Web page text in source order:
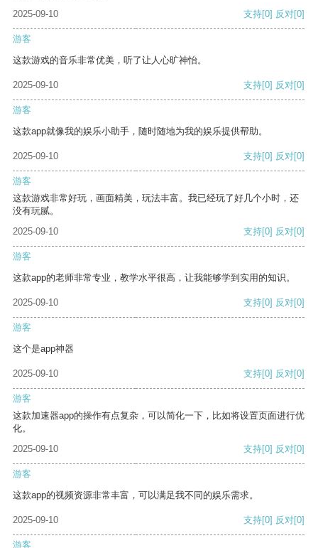
2025-09-10
支持[0] 反对[0]
游客
这款游戏的音乐非常优美，听了让人心旷神怡。
2025-09-10 支持[0] 反对[0]
游客
这款app就像我的娱乐小助手，随时随地为我的娱乐提供帮助。
2025-09-10 支持[0] 反对[0]
游客
这款游戏非常好玩，画面精美，玩法丰富。我已经玩了好几个小时，还
没有玩腻。
2025-09-10
支持[0] 反对[0]
游客
这款app的老师非常专业，教学水平很高，让我能够学到实用的知识。
2025-09-10 支持[0] 反对[0]
游客
这个是app神器
2025-09-10 支持[0] 反对[0]
游客
这款加速器app的操作有点复杂，可以简化一下，比如将设置页面进行优
化。
2025-09-10
支持[0] 反对[0]
游客
这款app的视频资源非常丰富，可以满足我不同的娱乐需求。
2025-09-10 支持[0] 反对[0]
游客